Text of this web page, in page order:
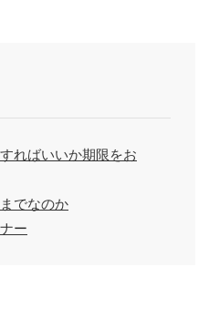
ればいいか期限をお
でなのか
ー